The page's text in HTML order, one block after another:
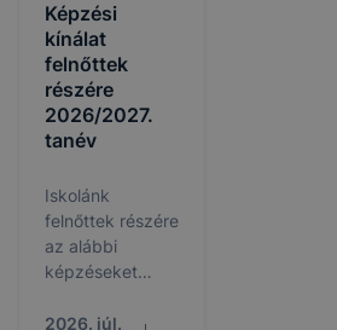
Képzési
kínálat
felnőttek
részére
2026/2027.
tanév
Iskolánk
felnőttek részére
az alábbi
képzéseket
2026/2027.
2026. júl.